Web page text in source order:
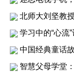
北师大刘坚教
学习中的“心流
中国经典童话
智慧父母学堂